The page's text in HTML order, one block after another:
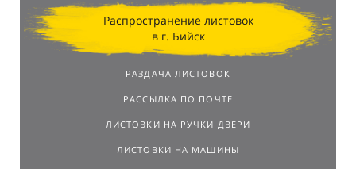
Распространение листовок
в г. Бийск
РАЗДАЧА ЛИСТОВОК
РАССЫЛКА ПО ПОЧТЕ
ЛИСТОВКИ НА РУЧКИ ДВЕРИ
ЛИСТОВКИ НА МАШИНЫ